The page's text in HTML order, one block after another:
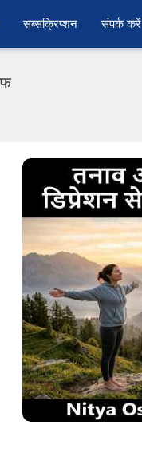
सब्सक्रिप्शन संपर्क करें